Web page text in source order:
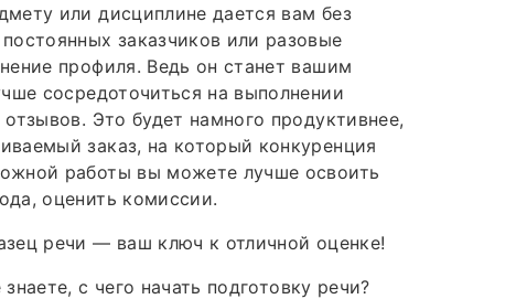
или дисциплине дается вам без
заказчиков или разовые
профиля. Ведь он станет вашим
сосредоточиться на выполнении
Это будет намного продуктивнее,
заказ, на который конкуренция
работы вы можете лучше освоить
оценить комиссии.
речи — ваш ключ к отличной оценке!
с чего начать подготовку речи?